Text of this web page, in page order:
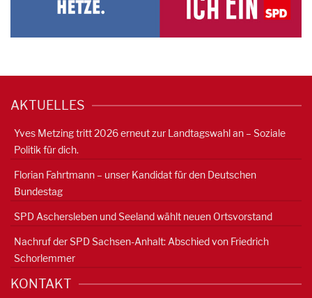
AKTUELLES
Yves Metzing tritt 2026 erneut zur Landtagswahl an – Soziale
Politik für dich.
Florian Fahrtmann – unser Kandidat für den Deutschen
Bundestag
SPD Aschersleben und Seeland wählt neuen Ortsvorstand
Nachruf der SPD Sachsen-Anhalt: Abschied von Friedrich
Schorlemmer
KONTAKT